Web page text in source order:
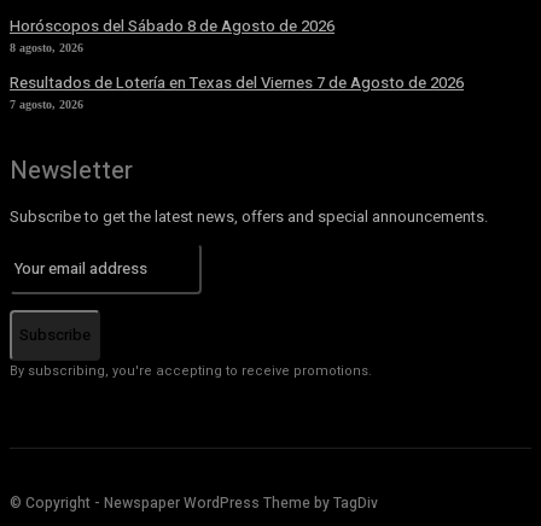
Horóscopos del Sábado 8 de Agosto de 2026
8 agosto, 2026
Resultados de Lotería en Texas del Viernes 7 de Agosto de 2026
7 agosto, 2026
Newsletter
Subscribe to get the latest news, offers and special announcements.
Subscribe
By subscribing, you're accepting to receive promotions.
© Copyright - Newspaper WordPress Theme by TagDiv